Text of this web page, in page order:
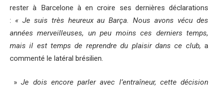
rester à Barcelone à en croire ses dernières déclarations
: « Je suis très heureux au Barça. Nous avons vécu des
années merveilleuses, un peu moins ces derniers temps,
mais il est temps de reprendre du plaisir dans ce club, a
commenté le latéral brésilien.
»Je dois encore parler avec l’entraîneur, cette décision